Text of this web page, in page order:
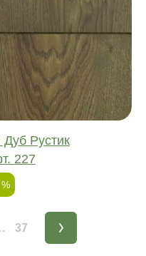
Дуб Рустик
227
37